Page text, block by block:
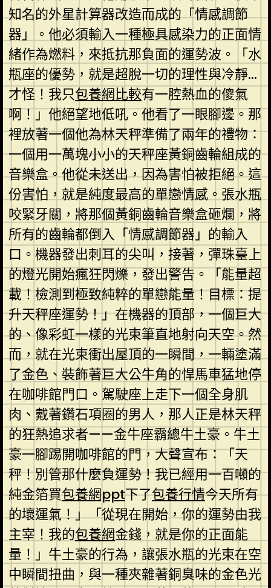
知名的外星計算器改造而成的「情感調節
器」。他必須輸入一種極具感染力的正面情
緒作為燃料，來抵抗那負面的運勢波。「水
瓶座的優勢，就是超脫一切的理性與冷靜…
才怪！我只包養網比較有一腔熱血的傻氣
啊！」他絕望地低吼。他看了一眼腳邊。那
裡放著一個他為林天秤準備了兩年的禮物：
一個用一萬塊小小的天秤座黃銅齒輪組成的
音樂盒。他從未送出，因為害怕被拒絕。這
份害怕，就是純度最高的單戀情感。張水瓶
咬緊牙關，將那個黃銅齒輪音樂盒砸爛，將
所有的齒輪都倒入「情感調節器」的輸入
口。機器發出刺耳的尖叫，接著，彈珠臺上
的燈光開始瘋狂閃爍，發出警告。「能量超
載！檢測到極致純粹的單戀能量！目標：提
升天秤座運勢！」在機器的頂部，一個巨大
的、像彩虹一樣的光束筆直地射向天空。然
而，就在光束衝出屋頂的一瞬間，一輛塗滿
了金色、裝飾著巨大公牛角的悍馬車猛地停
在咖啡館門口。駕駛座上走下一個全身肌
肉、戴著鑽石項圈的男人，那人正是林天秤
的狂熱追求者——金牛座霸總牛土豪。牛土
豪一腳踢開咖啡館的門，大聲宣布：「天
秤！別管那什麼負運勢！我已經用一百噸的
純金箔買包養網ppt下了包養行情今天所有
的壞運氣！」「從現在開始，你的運勢由我
主宰！我的包養網金錢，就是你的正面能
量！」牛土豪的行為，讓張水瓶的光束在空
中瞬間扭曲，與一種夾雜著銅臭味的金色光